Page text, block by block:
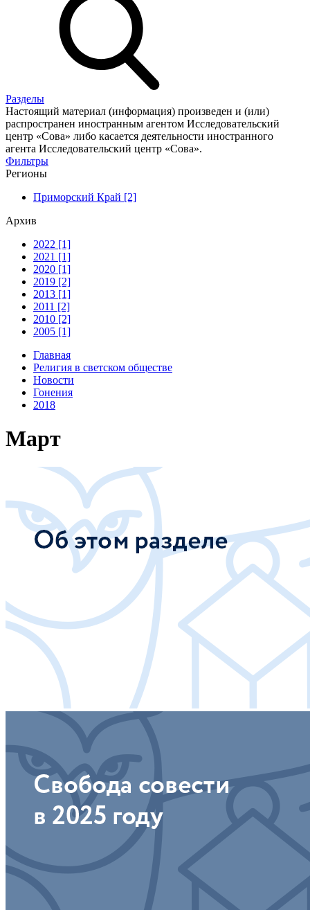
Разделы
Настоящий материал (информация) произведен и (или)
распространен иностранным агентом Исследовательский
центр «Сова» либо касается деятельности иностранного
агента Исследовательский центр «Сова».
Фильтры
Регионы
Приморский Край [2]
Архив
2022 [1]
2021 [1]
2020 [1]
2019 [2]
2013 [1]
2011 [2]
2010 [2]
2005 [1]
Главная
Религия в светском обществе
Новости
Гонения
2018
Март